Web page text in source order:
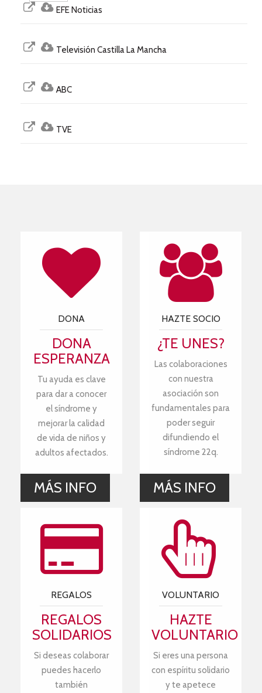
EFE Noticias
Televisión Castilla La Mancha
ABC
TVE
DONA
DONA
ESPERANZA
Tu ayuda es clave
para dar a conocer
el síndrome y
mejorar la calidad
de vida de niños y
adultos afectados.
MÁS INFO
HAZTE SOCIO
¿TE UNES?
Las colaboraciones
con nuestra
asociación son
fundamentales para
poder seguir
difundiendo el
síndrome 22q.
MÁS INFO
REGALOS
REGALOS
SOLIDARIOS
Si deseas colaborar
puedes hacerlo
también
VOLUNTARIO
HAZTE
VOLUNTARIO
Si eres una persona
con espíritu solidario
y te apetece